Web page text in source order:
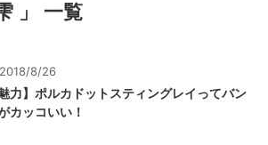
」 一覧
2018/8/26
魅力】ポルカドットスティングレイってバン
カッコいい！